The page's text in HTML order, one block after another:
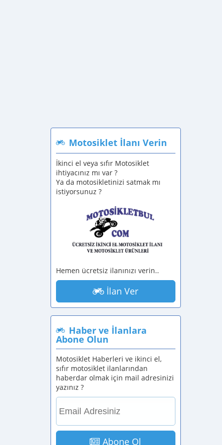
Motosiklet İlanı Verin
İkinci el veya sıfır Motosiklet
ihtiyacınız mı var ?
Ya da motosikletinizi satmak mı
istiyorsunuz ?
Hemen ücretsiz ilanınızı verin..
İlan Ver
Haber ve İlanlara
Abone Olun
Motosiklet Haberleri ve ikinci el,
sıfır motosiklet ilanlarından
haberdar olmak için mail adresinizi
yazınız ?
Abone Ol